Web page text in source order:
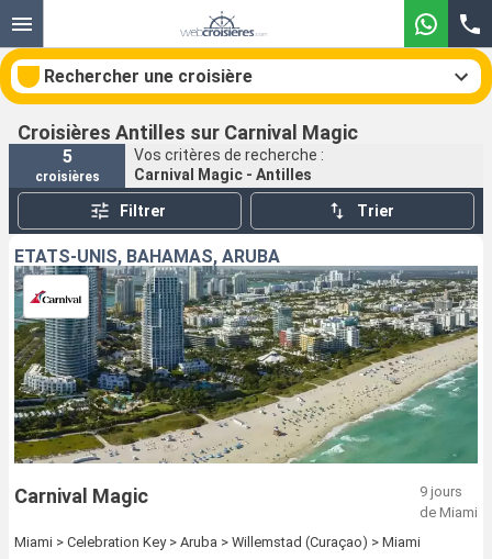
Rechercher une croisière
Nos destinations
Mois de départ
Ports Compagnies
Rechercher
Croisières Antilles sur Carnival Magic
5
croisières
Vos critères de recherche :
Carnival Magic - Antilles
Filtrer Trier
ÉTATS-UNIS, BAHAMAS, ARUBA
Carnival Magic
9 jours
de Miami
Miami > Celebration Key > Aruba > Willemstad (Curaçao) > Miami